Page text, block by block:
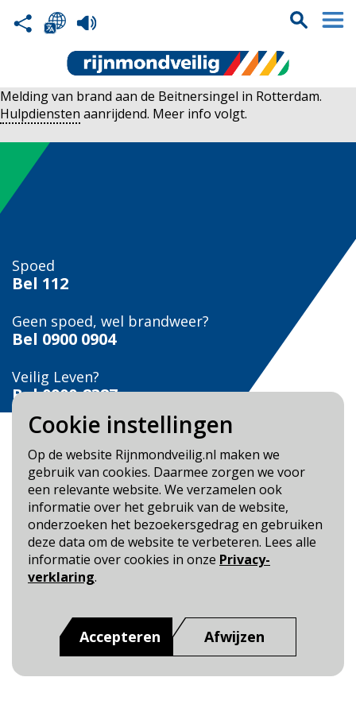
Cookie instellingen
Op de website Rijnmondveilig.nl maken we
gebruik van cookies. Daarmee zorgen we voor
een relevante website. We verzamelen ook
informatie over het gebruik van de website,
onderzoeken het bezoekersgedrag en gebruiken
deze data om de website te verbeteren. Lees alle
informatie over cookies in onze Privacy-
verklaring.
Accepteren Afwijzen
Melding van brand aan de Beitnersingel in Rotterdam.
Hulpdiensten aanrijdend. Meer info volgt.
Spoed
Bel 112
Geen spoed, wel brandweer?
Bel 0900 0904
Veilig Leven?
Bel 0900-8387
Blijf op de hoogte
Cookie- en Privacybeleid
Toegankelijkheid